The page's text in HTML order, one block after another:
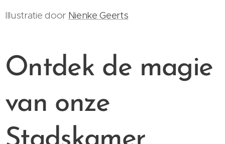
Illustratie door Nienke Geerts
Ontdek de magie
van onze